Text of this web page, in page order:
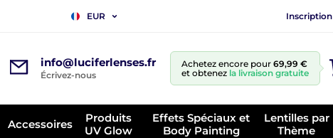
EUR Inscription
info@luciferlenses.fr
Écrivez-nous
Achetez encore pour 69,99 €
et obtenez la livraison gratuite
Accessoires
Produits
UV Glow
Effets Spéciaux et
Body Painting
Lentilles par
Thème